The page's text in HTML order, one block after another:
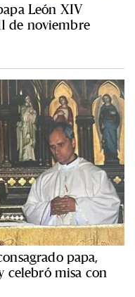
León XIV
de noviembre
papa,
celebró misa con